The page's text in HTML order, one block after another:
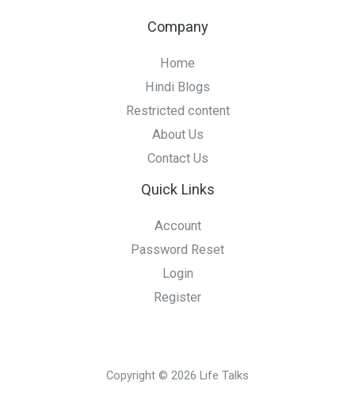
Company
Home
Hindi Blogs
Restricted content
About Us
Contact Us
Quick Links
Account
Password Reset
Login
Register
Copyright © 2026 Life Talks